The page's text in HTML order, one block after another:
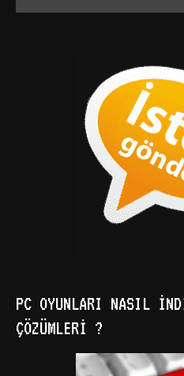
PC OYUNLARI NASIL
ÇÖZÜMLERI ?